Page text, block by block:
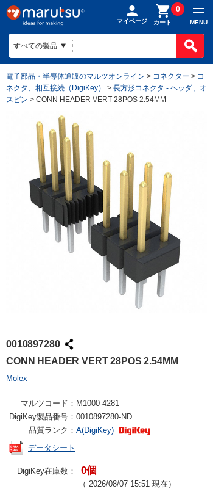
マイページ カート
0
MENU
電子部品・半導体通販のマルツオンライン > コネクター > コ
ネクタ、相互接続（DigiKey）
> 長方形コネクタ - ヘッダ、オ
スピン > CONN HEADER VERT 28POS 2.54MM
0010897280
CONN HEADER VERT 28POS 2.54MM
Molex
マルツコード： M1000-4281
DigiKey製品番号： 0010897280-ND
品質ランク： A(DigiKey)
データシート
DigiKey在庫数： 0個
（ 2026/08/07 15:51 現在）